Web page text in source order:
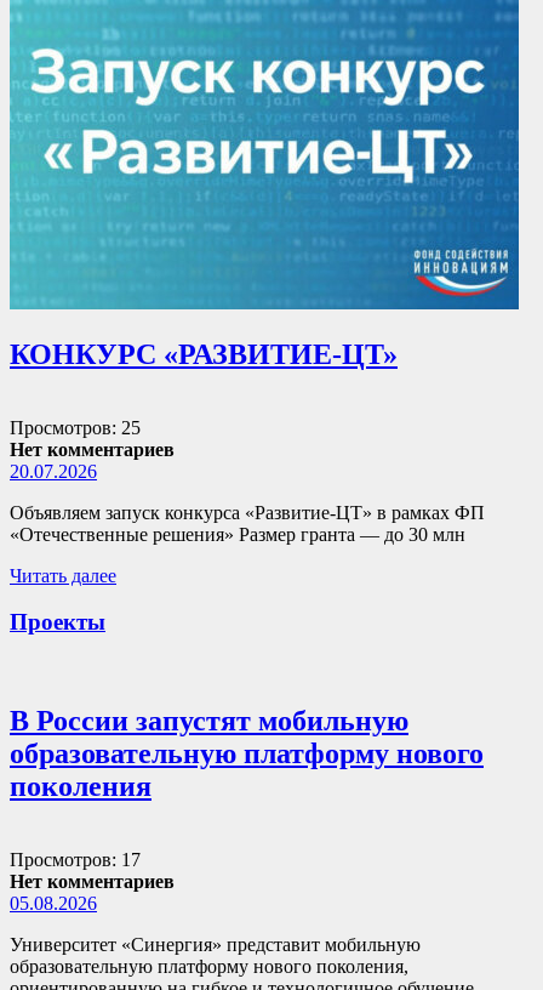
КОНКУРС «РАЗВИТИЕ-ЦТ»
Просмотров: 25
Нет комментариев
20.07.2026
Объявляем запуск конкурса «Развитие-ЦТ» в рамках ФП
«Отечественные решения» Размер гранта — до 30 млн
Читать далее
Проекты
В России запустят мобильную
образовательную платформу нового
поколения
Просмотров: 17
Нет комментариев
05.08.2026
Университет «Синергия» представит мобильную
образовательную платформу нового поколения,